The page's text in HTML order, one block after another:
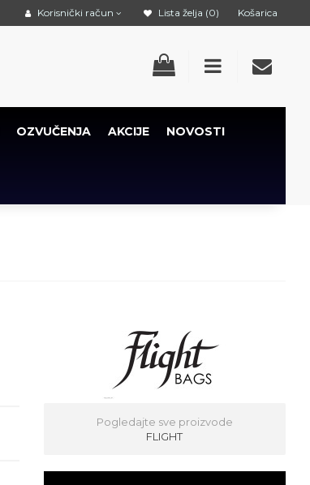
Korisnički račun Lista želja (0) Košarica
OZVUČENJA AKCIJE NOVOSTI
Pogledajte sve proizvode
FLIGHT